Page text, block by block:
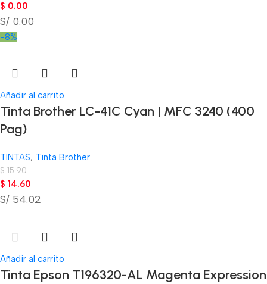
$ 0.00
S/ 0.00
-8%
Añadir al carrito
Tinta Brother LC-41C Cyan | MFC 3240 (400
Pag)
TINTAS, Tinta Brother
$15.90
$ 14.60
S/ 54.02
Añadir al carrito
Tinta Epson T196320-AL Magenta Expression